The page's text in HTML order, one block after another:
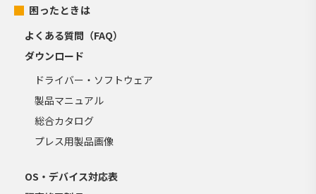
困ったときは
よくある質問（FAQ）
ダウンロード
ドライバー・ソフトウェア
製品マニュアル
総合カタログ
プレス用製品画像
OS・デバイス対応表